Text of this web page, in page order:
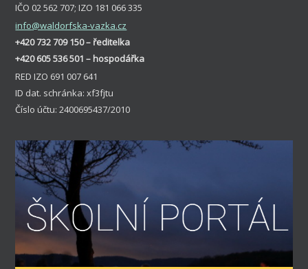
IČO 02 562 707; IZO 181 066 335
info@waldorfska-vazka.cz
+420 732 709 150 – ředitelka
+420 605 536 501 – hospodářka
RED IZO 691 007 641
ID dat. schránka: xf3fjtu
Číslo účtu: 2400695437/2010